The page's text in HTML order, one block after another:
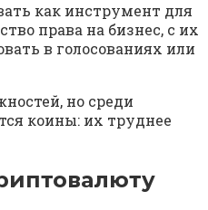
как инструмент для
права на бизнес, с их
в голосованиях или
но среди
коины: их труднее